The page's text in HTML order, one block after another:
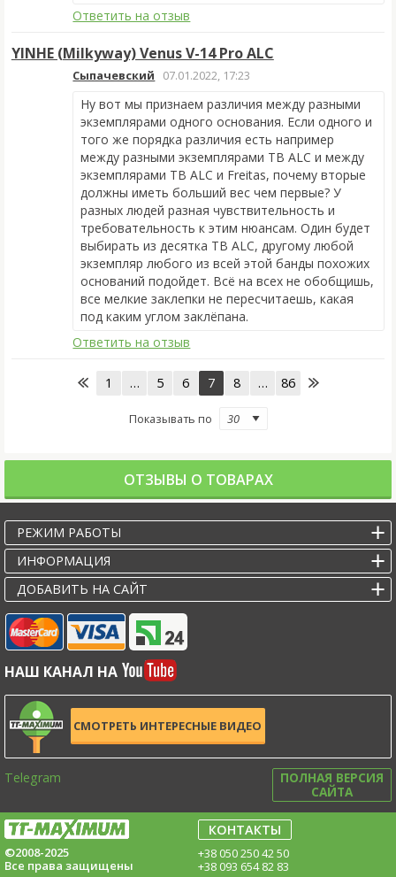
Ответить на отзыв
YINHE (Milkyway) Venus V-14 Pro ALC
Сыпачевский 07.01.2022, 17:23
Ну вот мы признаем различия между разными
экземплярами одного основания. Если одного и
того же порядка различия есть например
между разными экземплярами TB ALC и между
экземплярами TB ALC и Freitas, почему вторые
должны иметь больший вес чем первые? У
разных людей разная чувствительность и
требовательность к этим нюансам. Один будет
выбирать из десятка TB ALC, другому любой
экземпляр любого из всей этой банды похожих
оснований подойдет. Всё на всех не обобщишь,
все мелкие заклепки не пересчитаешь, какая
под каким углом заклёпана.
Ответить на отзыв
1 … 5 6 7 8 … 86
Показывать по
ОТЗЫВЫ О ТОВАРАХ
РЕЖИМ РАБОТЫ
ИНФОРМАЦИЯ
ДОБАВИТЬ НА САЙТ
НАШ КАНАЛ НА
СМОТРЕТЬ ИНТЕРЕСНЫЕ ВИДЕО
Telegram
ПОЛНАЯ ВЕРСИЯ
САЙТА
©2008-2025
Все права защищены
КОНТАКТЫ
+38 050 250 42 50
+38 093 654 82 83